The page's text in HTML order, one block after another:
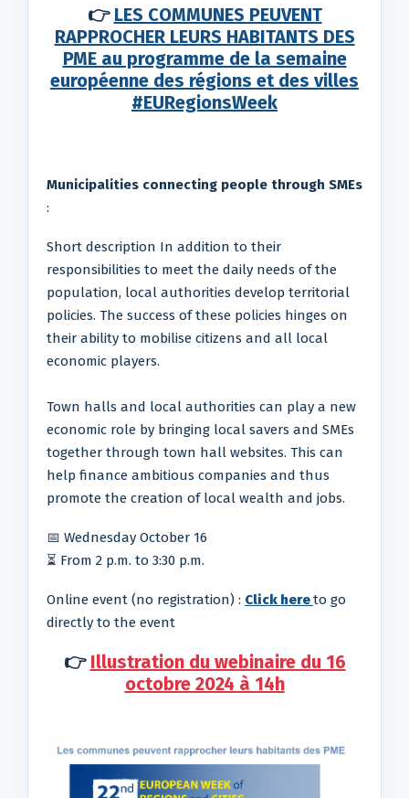
👉 LES COMMUNES PEUVENT
RAPPROCHER LEURS HABITANTS DES
PME au programme de la semaine
européenne des régions et des villes
#EURegionsWeek
Municipalities connecting people through SMEs
:
Short description In addition to their
responsibilities to meet the daily needs of the
population, local authorities develop territorial
policies. The success of these policies hinges on
their ability to mobilise citizens and all local
economic players.
Town halls and local authorities can play a new
economic role by bringing local savers and SMEs
together through town hall websites. This can
help finance ambitious companies and thus
promote the creation of local wealth and jobs.
📅 Wednesday October 16
⏳ From 2 p.m. to 3:30 p.m.
Online event (no registration) : Click hereto go
directly to the event
👉 Illustration du webinaire du 16
octobre 2024 à 14h